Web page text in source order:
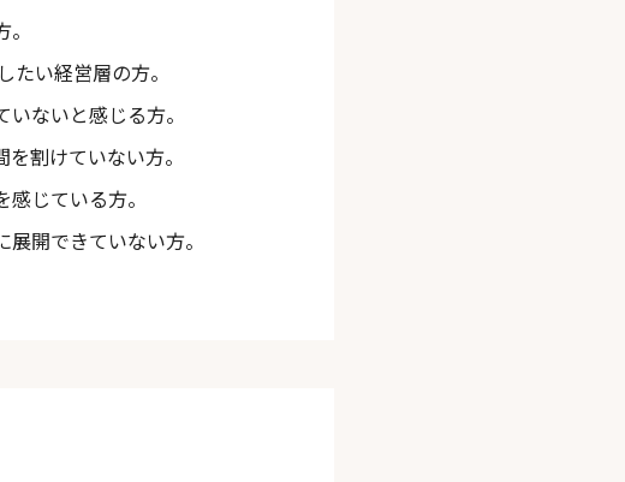
い経営層の方。
ないと感じる方。
割けていない方。
じている方。
開できていない方。